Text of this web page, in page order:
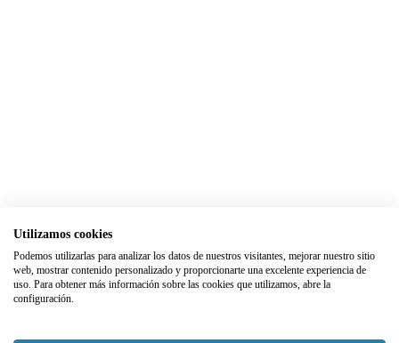
Utilizamos cookies
Podemos utilizarlas para analizar los datos de nuestros visitantes, mejorar nuestro sitio
web, mostrar contenido personalizado y proporcionarte una excelente experiencia de
uso. Para obtener más información sobre las cookies que utilizamos, abre la
configuración.